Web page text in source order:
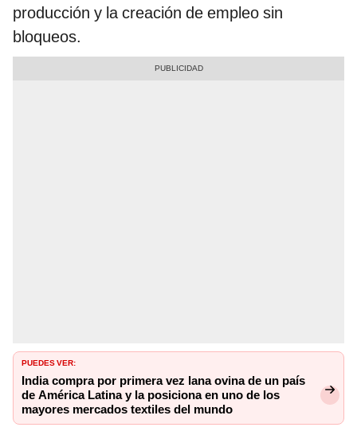
producción y la creación de empleo sin
bloqueos.
PUEDES VER:
India compra por primera vez lana ovina de un país
de América Latina y la posiciona en uno de los
mayores mercados textiles del mundo